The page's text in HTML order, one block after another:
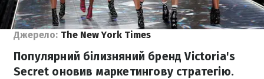
Джерело: The New York Times
Популярний білизняний бренд Victoria's
Secret оновив маркетингову стратегію.